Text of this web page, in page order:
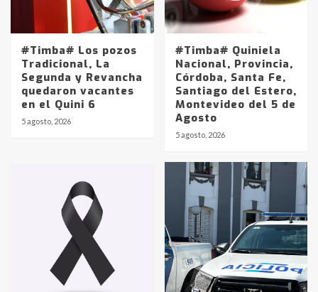
#Timba# Los pozos
Tradicional, La
Segunda y Revancha
quedaron vacantes
en el Quini 6
5 agosto, 2026
#Timba# Quiniela
Nacional, Provincia,
Córdoba, Santa Fe,
Santiago del Estero,
Montevideo del 5 de
Agosto
5 agosto, 2026
Identidad de los adolescentes
pampeanos que fueron
en la mañana del lunes
Accidente en Ruta 5: falleció un
joven de Trenque Lauquen